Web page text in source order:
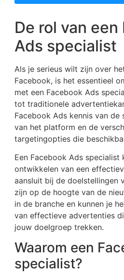
De rol van
Ads specialist
Als je serieus wilt zijn over
Facebook, is het essentieel
met een Facebook Ads
tot traditionele
Facebook Ads kennis van
van het platform en de
targetingopties die
Een Facebook Ads specialist
ontwikkelen van een
aansluit bij de doelstellingen
zijn op de hoogte van de
in de branche en kunnen je
van effectieve advertenties
jouw doelgroep trekken.
Waarom een
specialist?